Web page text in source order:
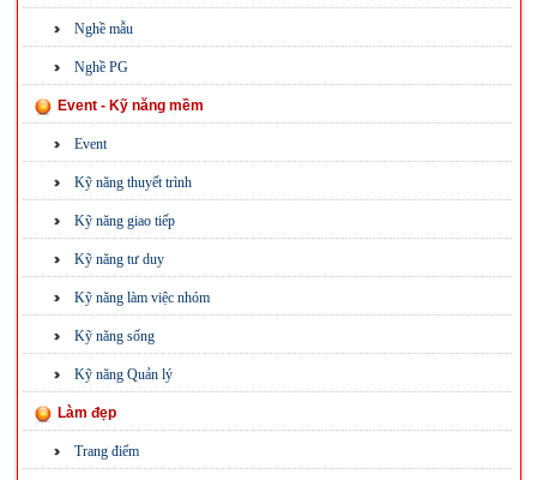
Nghề mẫu
Nghề PG
Event - Kỹ năng mềm
Event
Kỹ năng thuyết trình
Kỹ năng giao tiếp
Kỹ năng tư duy
Kỹ năng làm việc nhóm
Kỹ năng sống
Kỹ năng Quản lý
Làm đẹp
Trang điểm